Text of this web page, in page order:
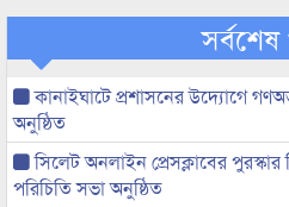
কানাইঘাটে প্রশাসনের উদ্যোগে
অনুষ্ঠিত
সিলেট অনলাইন প্রেসক্লাবের
পরিচিতি সভা অনুষ্ঠিত